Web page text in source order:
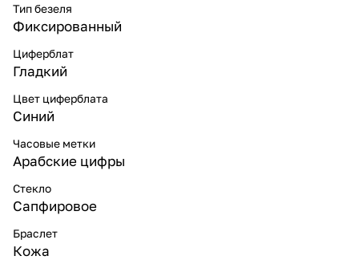
Тип безеля
Фиксированный
Циферблат
Гладкий
Цвет циферблата
Синий
Часовые метки
Арабские цифры
Стекло
Сапфировое
Браслет
Кожа